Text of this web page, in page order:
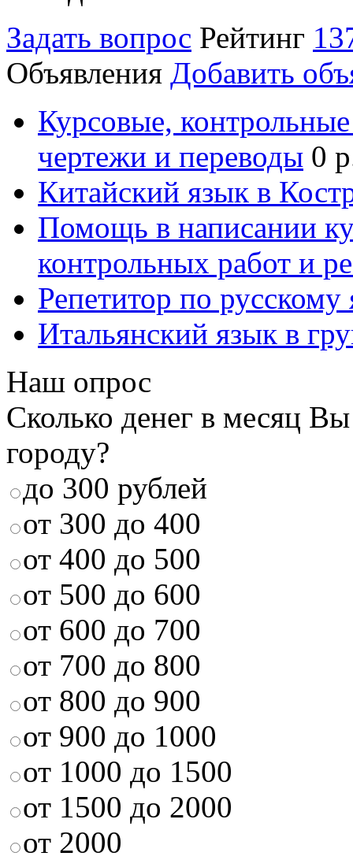
Задать вопрос Рейтинг
Объявления Добавить
Курсовые,
чертежи и переводы 0
Китайский язык в
Помощь в написании
контрольных работ и
Репетитор по русскому
Итальянский язык в
Наш опрос
Сколько денег в месяц
городу?
до 300 рублей
от 300 до 400
от 400 до 500
от 500 до 600
от 600 до 700
от 700 до 800
от 800 до 900
от 900 до 1000
от 1000 до 1500
от 1500 до 2000
от 2000